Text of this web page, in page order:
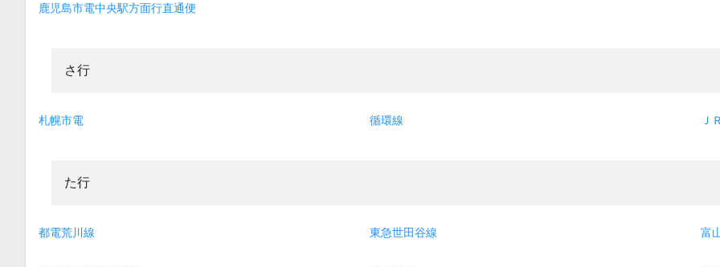
鹿児島市電中央駅方面行直通便
さ行
札幌市電 循環線 Ｊ
た行
都電荒川線 東急世田谷線 富